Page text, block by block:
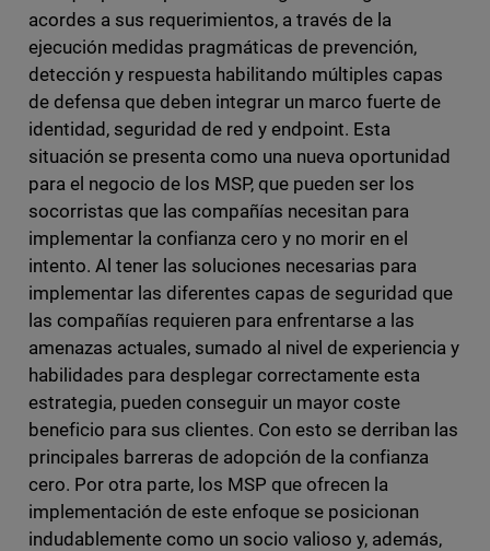
acordes a sus requerimientos, a través de la
ejecución medidas pragmáticas de prevención,
detección y respuesta habilitando múltiples capas
de defensa que deben integrar un marco fuerte de
identidad, seguridad de red y endpoint. Esta
situación se presenta como una nueva oportunidad
para el negocio de los MSP, que pueden ser los
socorristas que las compañías necesitan para
implementar la confianza cero y no morir en el
intento. Al tener las soluciones necesarias para
implementar las diferentes capas de seguridad que
las compañías requieren para enfrentarse a las
amenazas actuales, sumado al nivel de experiencia y
habilidades para desplegar correctamente esta
estrategia, pueden conseguir un mayor coste
beneficio para sus clientes. Con esto se derriban las
principales barreras de adopción de la confianza
cero. Por otra parte, los MSP que ofrecen la
implementación de este enfoque se posicionan
indudablemente como un socio valioso y, además,